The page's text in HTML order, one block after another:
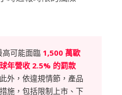
高可能面臨 1,500 萬歐
年營收 2.5% 的罰款
外，依違規情節，產品
施，包括限制上市、下